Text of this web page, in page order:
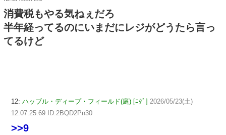
消費税もやる気ねぇだろ
半年経ってるのにいまだにレジがどうたら言っ
てるけど
12: ハッブル・ディープ・フィールド(庭) [ﾆﾀﾞ] 2026/05/23(土)
12:07:25.69 ID:2BQD2Pn30
>>9